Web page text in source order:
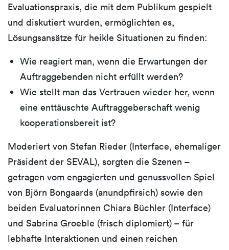
Evaluationspraxis, die mit dem Publikum gespielt
und diskutiert wurden, ermöglichten es,
Lösungsansätze für heikle Situationen zu finden:
Wie reagiert man, wenn die Erwartungen der
Auftraggebenden nicht erfüllt werden?
Wie stellt man das Vertrauen wieder her, wenn
eine enttäuschte Auftraggeberschaft wenig
kooperationsbereit ist?
Moderiert von Stefan Rieder (Interface, ehemaliger
Präsident der SEVAL), sorgten die Szenen –
getragen vom engagierten und genussvollen Spiel
von Björn Bongaards (anundpfirsich) sowie den
beiden Evaluatorinnen Chiara Büchler (Interface)
und Sabrina Groeble (frisch diplomiert) – für
lebhafte Interaktionen und einen reichen